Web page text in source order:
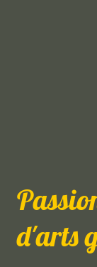
d'arts